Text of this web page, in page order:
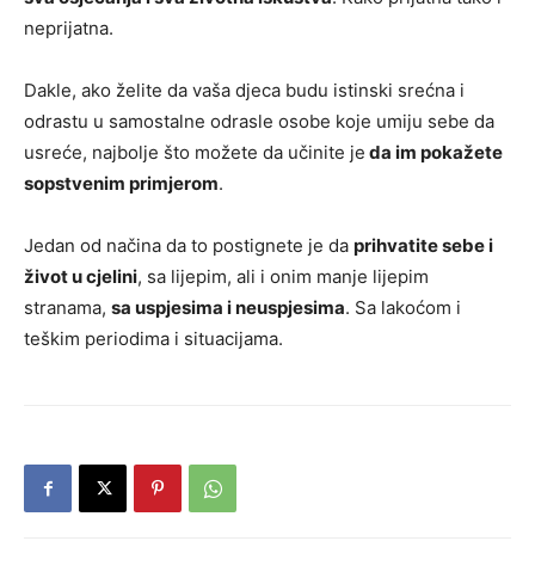
neprijatna.
Dakle, ako želite da vaša djeca budu istinski srećna i
odrastu u samostalne odrasle osobe koje umiju sebe da
usreće, najbolje što možete da učinite je da im pokažete
sopstvenim primjerom.
Jedan od načina da to postignete je da prihvatite sebe i
život u cjelini, sa lijepim, ali i onim manje lijepim
stranama, sa uspjesima i neuspjesima. Sa lakoćom i
teškim periodima i situacijama.